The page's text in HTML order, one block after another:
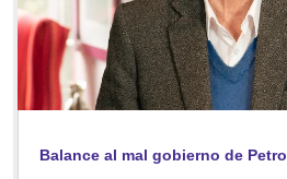
Balance al mal gobierno de Petro